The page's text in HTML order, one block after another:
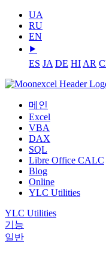
UA
RU
EN
⯈
ES JA DE HI AR
메인
Excel
VBA
DAX
SQL
Libre Office CALC
Blog
Online
YLC Utilities
YLC Utilities
기능
일반